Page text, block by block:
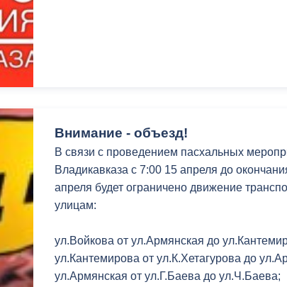
Кадровая политика
Контактная информация
улучшении жилищных условий по
г. Владикавказ
Общественное обсуждение
документов стратегического
планирования
Гражданская
Незаконное
Порядок обжалования решений и
Информация
Внимание - объезд!
В связи с проведением пасхальных
Владикавказа с 7:00 15 апреля до
апреля будет ограничено движение
улицам:
ул.Войкова от ул.Армянская до
ул.Кантемирова от ул.К.Хетагурова до
ул.Армянская от ул.Г.Баева до ул.Ч.Баева;